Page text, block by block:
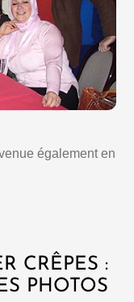
également en
CRÊPES :
PHOTOS